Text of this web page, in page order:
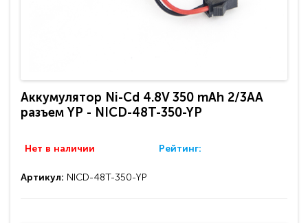
Аккумулятор Ni-Cd 4.8V 350 mAh 2/3AA
разъем YP - NICD-48T-350-YP
Нет в наличии Рейтинг:
Артикул: NICD-48T-350-YP